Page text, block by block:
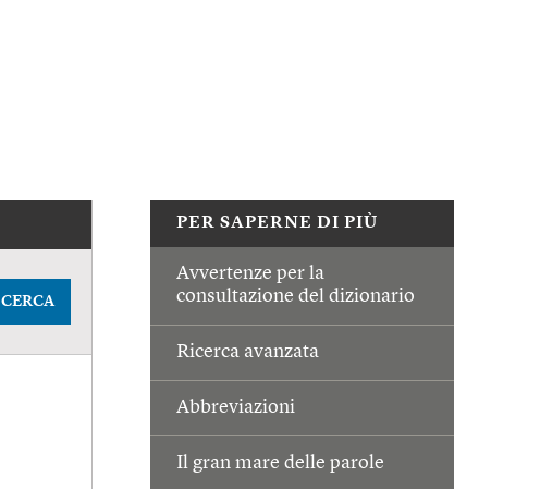
PER SAPERNE DI PIÙ
Avvertenze per la
consultazione del dizionario
Ricerca avanzata
Abbreviazioni
Il gran mare delle parole
CERCA